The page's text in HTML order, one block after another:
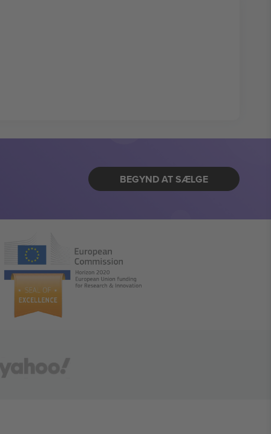
BEGYND AT SÆLGE